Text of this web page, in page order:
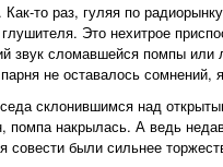
то раз, гуляя по
Это нехитрое
звук сломавшейся помпы
не оставалось сомнений,
склонившимся над
помпа накрылась. А ведь
совести были сильнее